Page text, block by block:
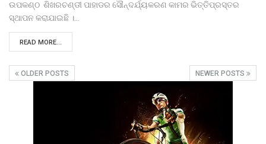
ଉପକଣ୍ଠ ଶିଖରଚଣ୍ଡୀ ପାହାଡର ସୌନ୍ଦର୍ଯ୍ୟକରଣ କାମର ଭିତ୍ତିପ୍ରସ୍ତର
ସ୍ଥାପନ କରାଯାଇଛି ।…
READ MORE...
OLDER POSTS NEWER POSTS